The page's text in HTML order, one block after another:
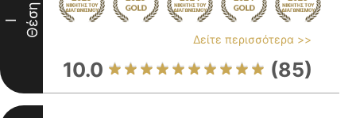
I Θέση
Δείτε περισσότερα >>
10.0 (85)